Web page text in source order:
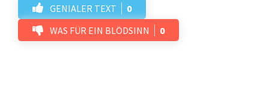
GENIALER TEXT
0
WAS FÜR EIN BLÖDSINN
0